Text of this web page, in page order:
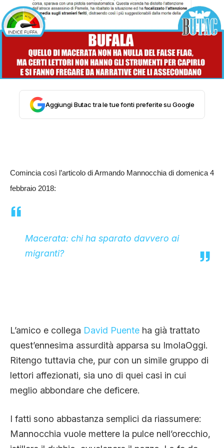
STORIA E CITAZIONI
INTRATTENIMENTO
COMPLOTTI, LEGGENDE URBANE ED
EVERGREEN
CLIMA ED ENERGIA
Aggiungi Butac tra le tue fonti preferite su Google
Comincia così l’articolo di Armando Mannocchia di domenica 4
febbraio 2018:
Macerata: chi ha sparato davvero ai
migranti?
L’amico e collega David Puente ha già trattato
quest’ennesima assurdità apparsa su ImolaOggi.
Ritengo tuttavia che, pur con un simile gruppo di
lettori affezionati, sia uno di quei casi in cui
meglio abbondare che deficere.
I fatti sono abbastanza semplici da riassumere:
Mannocchia vuole mettere la pulce nell’orecchio,